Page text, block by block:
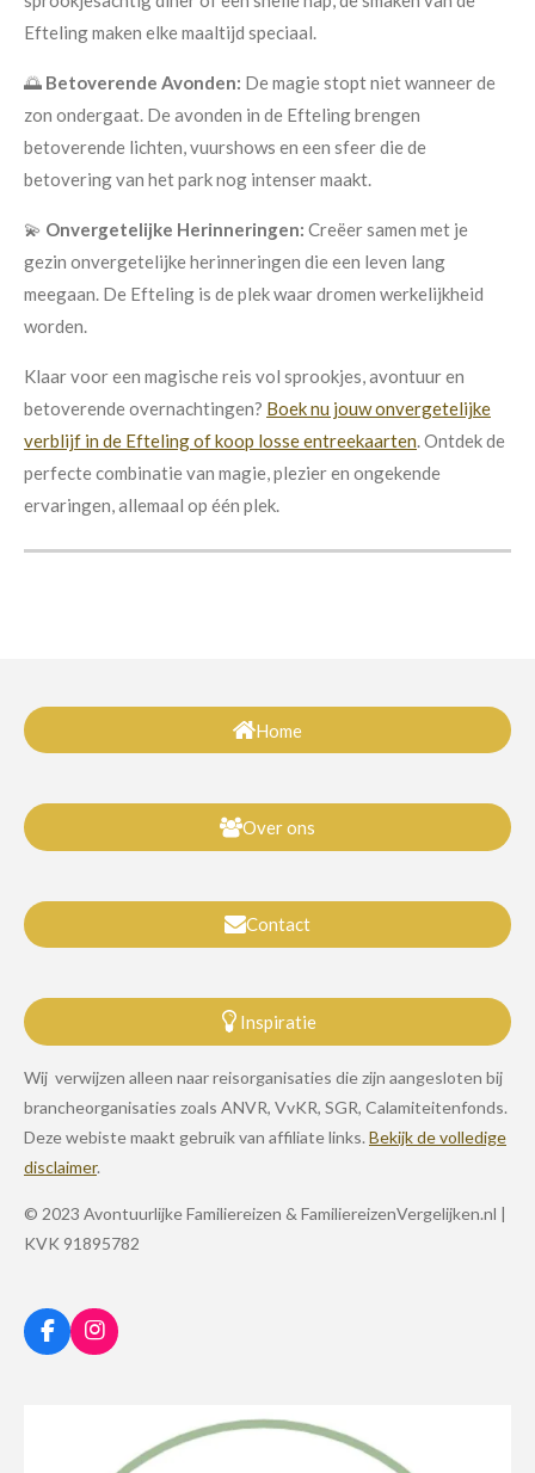
Efteling maken elke maaltijd speciaal.
🌅 Betoverende Avonden: De magie stopt niet wanneer de
zon ondergaat. De avonden in de Efteling brengen
betoverende lichten, vuurshows en een sfeer die de
betovering van het park nog intenser maakt.
💫 Onvergetelijke Herinneringen: Creëer samen met je
gezin onvergetelijke herinneringen die een leven lang
meegaan. De Efteling is de plek waar dromen werkelijkheid
worden.
Klaar voor een magische reis vol sprookjes, avontuur en
betoverende overnachtingen? Boek nu jouw onvergetelijke
verblijf in de Efteling of koop losse entreekaarten. Ontdek de
perfecte combinatie van magie, plezier en ongekende
ervaringen, allemaal op één plek.
Home
Over ons
Contact
Inspiratie
Wij verwijzen alleen naar reisorganisaties die zijn aangesloten bij
brancheorganisaties zoals ANVR, VvKR, SGR, Calamiteitenfonds.
Deze webiste maakt gebruik van affiliate links. Bekijk de volledige
disclaimer.
© 2023 Avontuurlijke Familiereizen & FamiliereizenVergelijken.nl |
KVK 91895782
F
a
I
n